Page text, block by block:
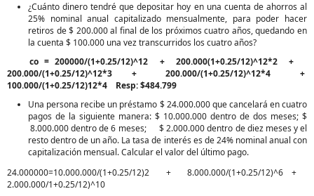
¿Cuánto dinero tendré que depositar hoy en una cuenta de ahorros al
25% nominal anual capitalizado mensualmente, para poder hacer
retiros de $ 200.000 al final de los próximos cuatro años, quedando en
la cuenta $ 100.000 una vez transcurridos los cuatro años?
co = 200000/(1+0.25/12)^12 + 200.000(1+0.25/12)^12*2 +
200.000/(1+0.25/12)^12*3 + 200.000/(1+0.25/12)^12*4 +
100.000/(1+0.25/12)12*4 Resp: $484.799
Una persona recibe un préstamo $ 24.000.000 que cancelará en cuatro
pagos de la siguiente manera: $ 10.000.000 dentro de dos meses; $
8.000.000 dentro de 6 meses; $ 2.000.000 dentro de diez meses y el
resto dentro de un año. La tasa de interés es de 24% nominal anual con
capitalización mensual. Calcular el valor del último pago.
24.000000=10.000.000/(1+0.25/12)2 + 8.000.000/(1+0.25/12)^6 +
2.000.000/1+0.25/12)^10